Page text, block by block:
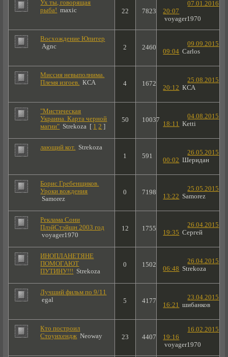
Ух ты, говорящая
рыба! maxic 22 7823
07.01.2016
20:07
voyager1970
Восхождение Юпитер
Agnc
2 2460
09.09.2015
09:04 Carlos
Миссия невыполнима.
Племя изгоев. КСА 4 1672
25.08.2015
20:12 КСА
"Мистическая
Украина. Карта черной
магии" Strekoza [ 1 2 ]
50 10037
04.08.2015
18:11 Ketti
лающий кот. Strekoza
1
591
26.05.2015
00:02 Шеридан
Борис Гребенщиков.
Уроки вождения
Samorez
0 7198
25.05.2015
13:22 Samorez
Реклама Сони
ПлэйСтэйшн 2003 год
voyager1970
12 1755
26.04.2015
19:35 Сергей
ИНОПЛАНЕТЯНЕ
ПОМОГАЮТ
ПУТИНУ!!! Strekoza
0 1502
26.04.2015
06:48 Strekoza
Лучший фильм по 9/11
egal
5 4177
23.04.2015
16:21 шибанков
Кто построил
Стоунхендж Neoway 23 4407
16.02.2015
19:16
voyager1970